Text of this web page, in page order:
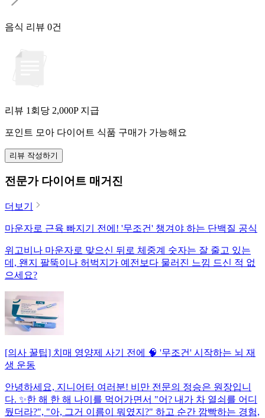
음식 리뷰 0건
리뷰 1회당 2,000P 지급
포인트 모아 다이어트 식품 구매가 가능해요
리뷰 작성하기
전문가 다이어트 매거진
더보기
마운자로 근육 빠지기 전에! '무조건' 챙겨야 하는 단백질 공식
위고비나 마운자로 맞으신 뒤로 체중계 숫자는 잘 줄고 있는
데, 왠지 팔뚝이나 허벅지가 예전보다 물러진 느낌 드신 적 없
으세요?
[의사 꿀팁] 치매 영양제 사기 전에 🧠 '무조건' 시작하는 뇌 재
생 운동
안녕하세요, 지니어터 여러분! 비만 전문의 정승은 원장입니
다. ✨한 해 한 해 나이를 먹어가면서 "어? 내가 차 열쇠를 어디
뒀더라?", "아, 그거 이름이 뭐였지?" 하고 순간 깜빡하는 경험,